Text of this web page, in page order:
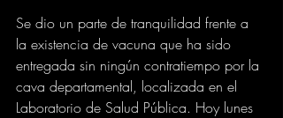
Se dio un parte de tranquilidad frente a
la existencia de vacuna que ha sido
entregada sin ningún contratiempo por la
cava departamental, localizada en el
Laboratorio de Salud Pública. Hoy lunes